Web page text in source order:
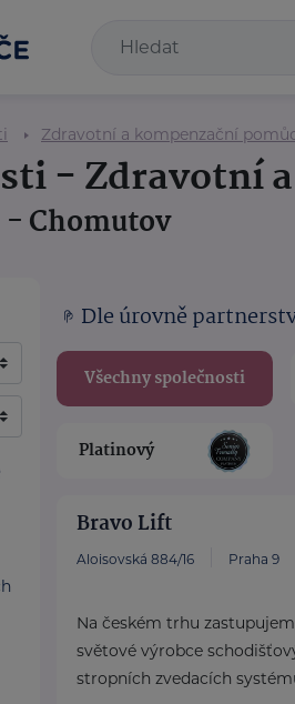
Zdravotní a kompenzační
- Zdravotní
Chomutov
Dle úrovně
Všechny společnosti
Platinový
Bravo Lift
Aloisovská 884/16 Praha 9
Na českém trhu
světové výrobce
stropních zvedacích